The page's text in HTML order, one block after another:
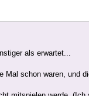
als erwartet...
schon waren, und